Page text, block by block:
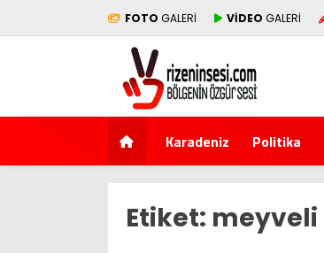
FOTO GALERİ VİDEO GALERİ
Karadeniz Politika
Etiket: meyveli